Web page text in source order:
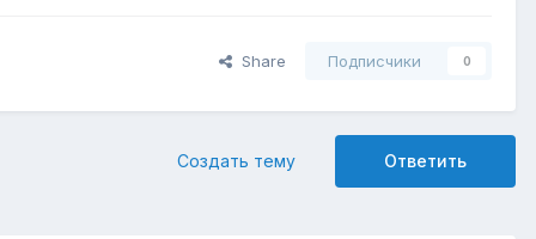
Share Подписчики 0
Ответить
Создать тему